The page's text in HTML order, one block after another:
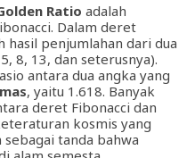
Ratio adalah
Dalam deret
hasil penjumlahan dari dua
8, 13, dan seterusnya).
antara dua angka yang
, yaitu 1.618. Banyak
deret Fibonacci dan
kosmis yang
tanda bahwa